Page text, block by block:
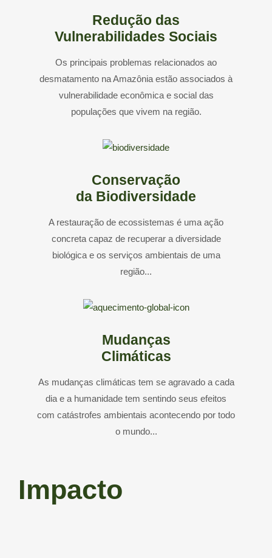
Redução das
Vulnerabilidades Sociais
Os principais problemas relacionados ao
desmatamento na Amazônia estão associados à
vulnerabilidade econômica e social das
populações que vivem na região.
Conservação
da Biodiversidade
A restauração de ecossistemas é uma ação
concreta capaz de recuperar a diversidade
biológica e os serviços ambientais de uma
região...
Mudanças
Climáticas
As mudanças climáticas tem se agravado a cada
dia e a humanidade tem sentindo seus efeitos
com catástrofes ambientais acontecendo por todo
o mundo...
Impacto